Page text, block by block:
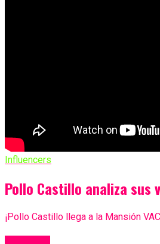
Influencers
Pollo Castillo analiza sus
¡Pollo Castillo llega a la Mansión